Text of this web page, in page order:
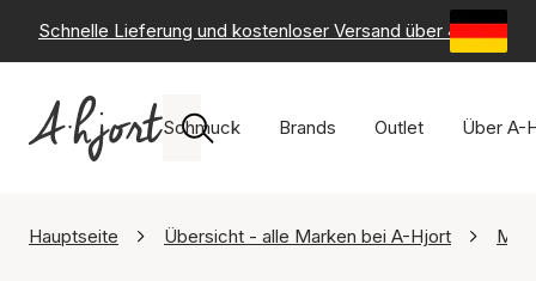
Schnelle Lieferung und kostenloser Versand über 49 € -
Schmuck Brands Outlet Über A-
Hauptseite Übersicht - alle Marken bei A-Hjort